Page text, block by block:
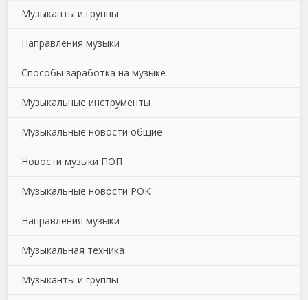
Музыканты и группы
Направления музыки
Способы заработка на музыке
Музыкальные инструменты
Музыкальные новости общие
Новости музыки ПОП
Музыкальные новости РОК
Направления музыки
Музыкальная техника
Музыканты и группы